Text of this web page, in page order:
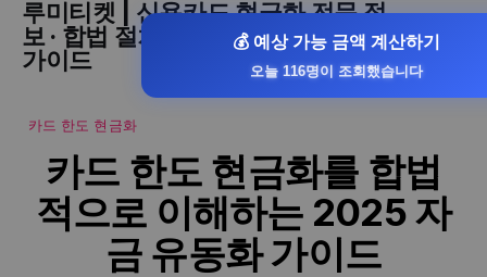
루미티켓 | 신용카드 현금화 전문 정
보 · 합법 절차 · 승인률 높은 현금화
가이드
카드 한도 현금화
카드 한도 현금화를 합법
적으로 이해하는 2025 자
금 유동화 가이드
💰 예상 가능 금액 계산하기
오늘 116명이 조회했습니다